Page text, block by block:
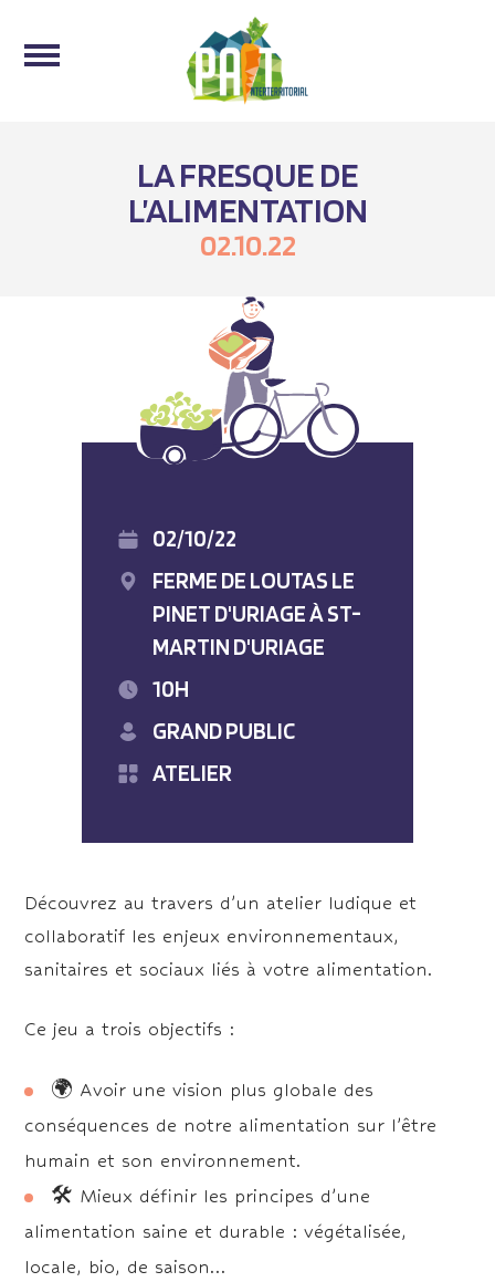
LA FRESQUE DE
L’ALIMENTATION
02.10.22
Découvrez au travers d’un atelier ludique et
collaboratif les enjeux environnementaux,
sanitaires et sociaux liés à votre alimentation.
Ce jeu a trois objectifs :
🌍 Avoir une vision plus globale des
conséquences de notre alimentation sur l’être
humain et son environnement.
🛠 Mieux définir les principes d’une
alimentation saine et durable : végétalisée,
locale, bio, de saison…
02/10/22
FERME DE LOUTAS LE
PINET D'URIAGE À ST-
MARTIN D'URIAGE
10H
GRAND PUBLIC
ATELIER